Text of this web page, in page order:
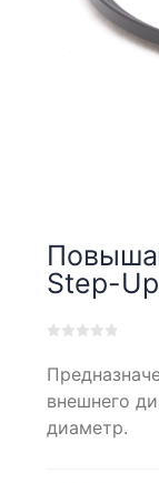
Step-
out
on
внешнего
диаметр.